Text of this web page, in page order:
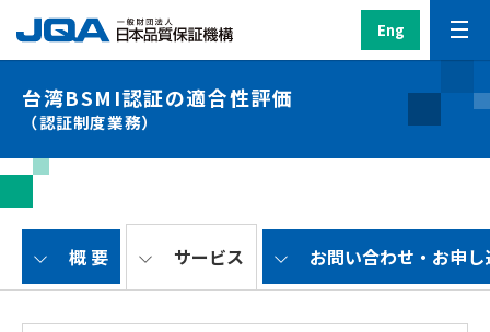
Eng
台湾BSMI認証の適合性評価
（認証制度業務）
概 要 サービス お問い合わせ・お申し